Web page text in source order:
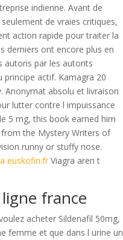
indienne. Avant de
de vraies critiques,
action rapide pour traiter la
derniers ont encore plus en
autoris par les autorits
actif. Kamagra 20
Anonymat absolu et livraison
lutter contre l impuissance
5 mg, this book earned him
the Mystery Writers of
runny or stuffy nose.
euskofin.fr Viagra aren t
france
acheter Sildenafil 50mg,
femme et que dans l urine un